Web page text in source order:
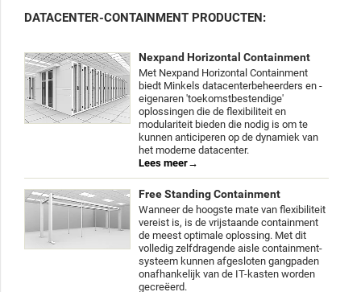
DATACENTER-CONTAINMENT PRODUCTEN:
Nexpand Horizontal Containment
Met Nexpand Horizontal Containment
biedt Minkels datacenterbeheerders en -
eigenaren 'toekomstbestendige'
oplossingen die de flexibiliteit en
modulariteit bieden die nodig is om te
kunnen anticiperen op de dynamiek van
het moderne datacenter.
Lees meer
Free Standing Containment
Wanneer de hoogste mate van flexibiliteit
vereist is, is de vrijstaande containment
de meest optimale oplossing. Met dit
volledig zelfdragende aisle containment-
systeem kunnen afgesloten gangpaden
onafhankelijk van de IT-kasten worden
gecreëerd.